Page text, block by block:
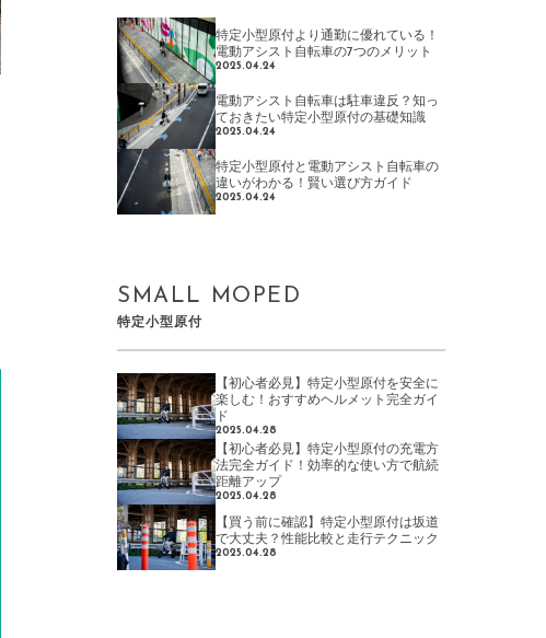
特定小型原付より通勤に優れている！
電動アシスト自転車の7つのメリット
2025.04.24
電動アシスト自転車は駐車違反？知っ
ておきたい特定小型原付の基礎知識
2025.04.24
特定小型原付と電動アシスト自転車の
違いがわかる！賢い選び方ガイド
2025.04.24
SMALL MOPED
特定小型原付
【初心者必見】特定小型原付を安全に
楽しむ！おすすめヘルメット完全ガイ
ド
2025.04.28
【初心者必見】特定小型原付の充電方
法完全ガイド！効率的な使い方で航続
距離アップ
2025.04.28
【買う前に確認】特定小型原付は坂道
で大丈夫？性能比較と走行テクニック
2025.04.28